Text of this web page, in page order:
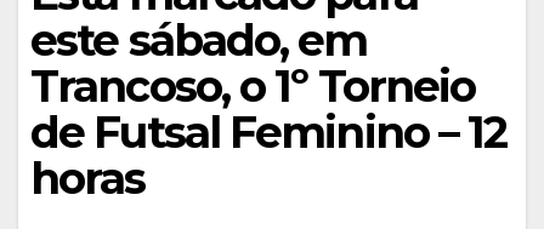
este sábado, em
Trancoso, o 1º Torneio
de Futsal Feminino – 12
horas